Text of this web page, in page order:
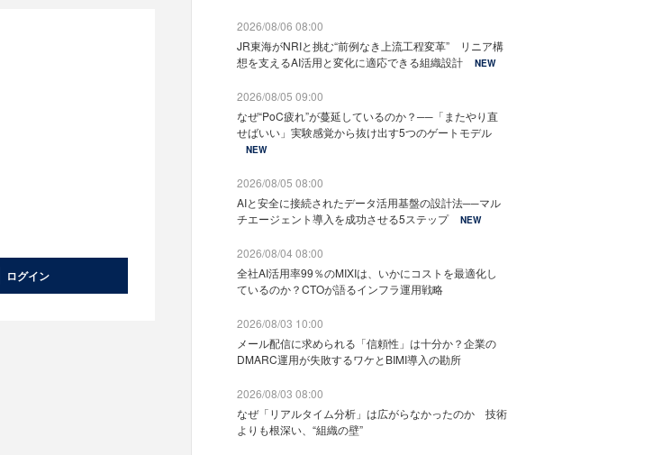
ログイン
2026/08/06 08:00
JR東海がNRIと挑む“前例なき上流工程変革” リニア構
想を支えるAI活用と変化に適応できる組織設計
NEW
2026/08/05 09:00
なぜ“PoC疲れ”が蔓延しているのか？──「またやり直
せばいい」実験感覚から抜け出す5つのゲートモデル
NEW
2026/08/05 08:00
AIと安全に接続されたデータ活用基盤の設計法──マル
チエージェント導入を成功させる5ステップ
NEW
2026/08/04 08:00
全社AI活用率99％のMIXIは、いかにコストを最適化し
ているのか？CTOが語るインフラ運用戦略
2026/08/03 10:00
メール配信に求められる「信頼性」は十分か？企業の
DMARC運用が失敗するワケとBIMI導入の勘所
2026/08/03 08:00
なぜ「リアルタイム分析」は広がらなかったのか 技術
よりも根深い、“組織の壁”